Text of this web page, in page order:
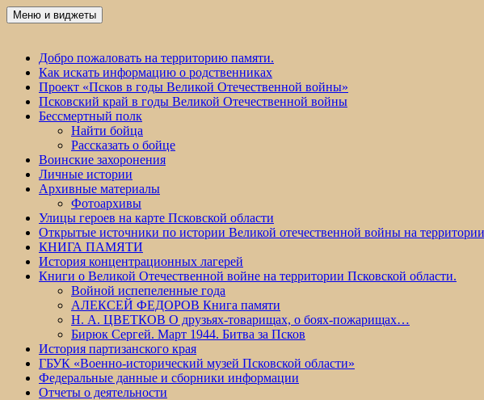
Перейти
к
Победа 60
Меню и виджеты
Добро пожаловать на территорию памяти.
Как искать информацию о родственниках
Проект «Псков в годы Великой Отечественной войны»
Псковский край в годы Великой Отечественной войны
Бессмертный полк
Найти бойца
Рассказать о бойце
Воинские захоронения
Личные истории
Архивные материалы
Фотоархивы
Улицы героев на карте Псковской области
Открытые источники по истории Великой отечественной войны на
КНИГА ПАМЯТИ
История концентрационных лагерей
Книги о Великой Отечественной войне на территории Псковской области.
Войной испепеленные года
АЛЕКСЕЙ ФЕДОРОВ Книга памяти
Н. А. ЦВЕТКОВ О друзьях-товарищах, о боях-пожарищах…
Бирюк Сергей. Март 1944. Битва за Псков
История партизанского края
ГБУК «Военно-исторический музей Псковской области»
Федеральные данные и сборники информации
Отчеты о деятельности